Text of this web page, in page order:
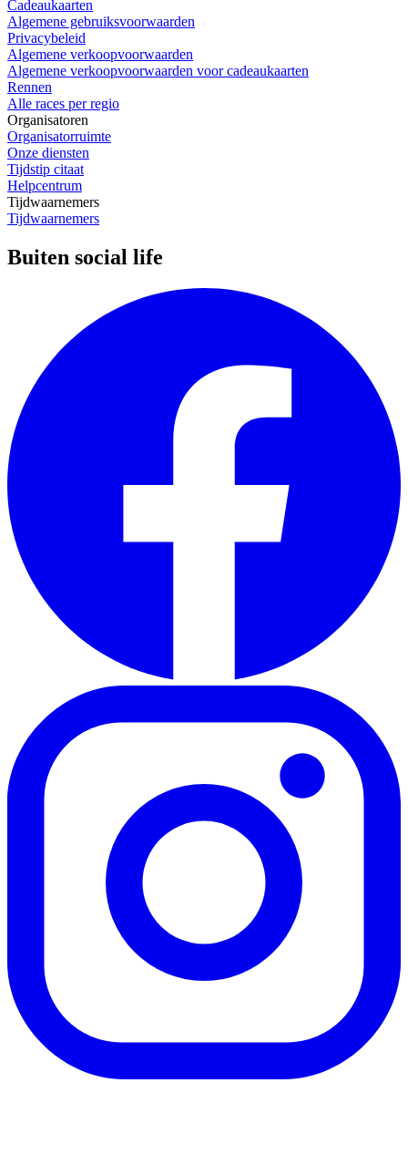
Cadeaukaarten
Algemene gebruiksvoorwaarden
Privacybeleid
Algemene verkoopvoorwaarden
Algemene verkoopvoorwaarden voor cadeaukaarten
Rennen
Alle races per regio
Organisatoren
Organisatorruimte
Onze diensten
Tijdstip citaat
Helpcentrum
Tijdwaarnemers
Tijdwaarnemers
Buiten social life